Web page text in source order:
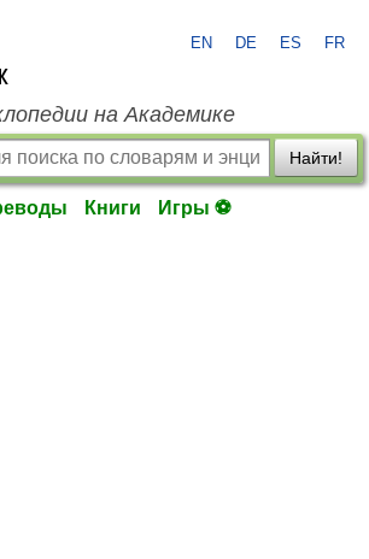
EN DE ES FR
на Академике
Найти!
Книги Игры ⚽